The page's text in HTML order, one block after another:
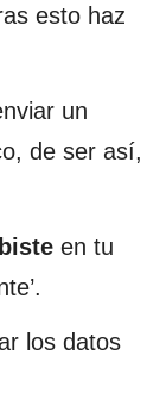
esto haz
un
de ser así,
en tu
los datos